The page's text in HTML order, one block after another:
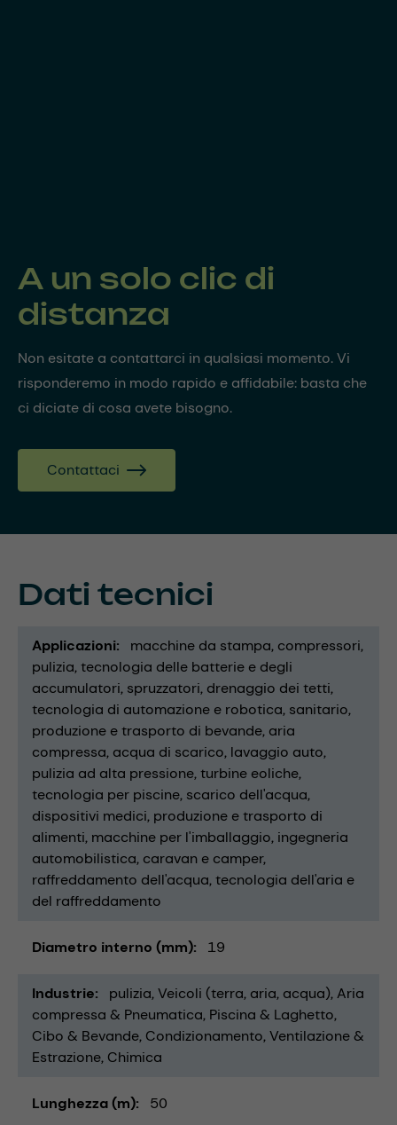
A un solo clic di
distanza
Non esitate a contattarci in qualsiasi momento. Vi
risponderemo in modo rapido e affidabile: basta che
ci diciate di cosa avete bisogno.
Contattaci
Dati tecnici
Applicazioni macchine da stampa compressori
pulizia tecnologia delle batterie e degli
accumulatori spruzzatori drenaggio dei tetti
tecnologia di automazione e robotica sanitario
produzione e trasporto di bevande aria
compressa acqua di scarico lavaggio auto
pulizia ad alta pressione turbine eoliche
tecnologia per piscine scarico dell'acqua
dispositivi medici produzione e trasporto di
alimenti macchine per l'imballaggio ingegneria
automobilistica caravan e camper
raffreddamento dell'acqua tecnologia dell'aria e
del raffreddamento
Diametro interno (mm) 19
Industrie pulizia Veicoli (terra, aria, acqua) Aria
compressa & Pneumatica Piscina & Laghetto
Cibo & Bevande Condizionamento, Ventilazione &
Estrazione Chimica
Lunghezza (m) 50